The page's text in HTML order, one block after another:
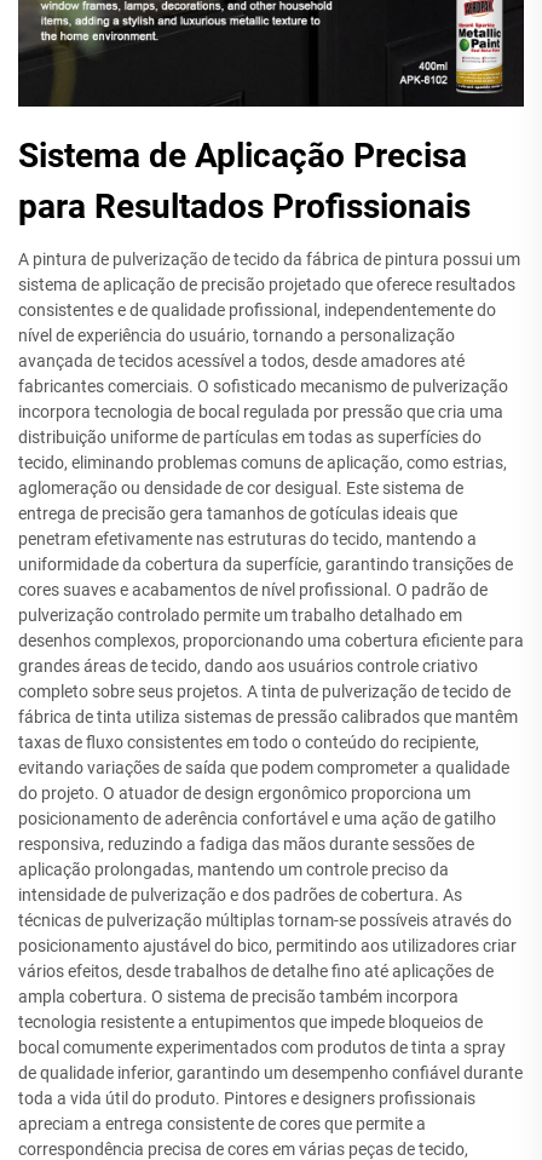
Sistema de Aplicação Precisa
para Resultados Profissionais
A pintura de pulverização de tecido da fábrica de pintura possui um
sistema de aplicação de precisão projetado que oferece resultados
consistentes e de qualidade profissional, independentemente do
nível de experiência do usuário, tornando a personalização
avançada de tecidos acessível a todos, desde amadores até
fabricantes comerciais. O sofisticado mecanismo de pulverização
incorpora tecnologia de bocal regulada por pressão que cria uma
distribuição uniforme de partículas em todas as superfícies do
tecido, eliminando problemas comuns de aplicação, como estrias,
aglomeração ou densidade de cor desigual. Este sistema de
entrega de precisão gera tamanhos de gotículas ideais que
penetram efetivamente nas estruturas do tecido, mantendo a
uniformidade da cobertura da superfície, garantindo transições de
cores suaves e acabamentos de nível profissional. O padrão de
pulverização controlado permite um trabalho detalhado em
desenhos complexos, proporcionando uma cobertura eficiente para
grandes áreas de tecido, dando aos usuários controle criativo
completo sobre seus projetos. A tinta de pulverização de tecido de
fábrica de tinta utiliza sistemas de pressão calibrados que mantêm
taxas de fluxo consistentes em todo o conteúdo do recipiente,
evitando variações de saída que podem comprometer a qualidade
do projeto. O atuador de design ergonômico proporciona um
posicionamento de aderência confortável e uma ação de gatilho
responsiva, reduzindo a fadiga das mãos durante sessões de
aplicação prolongadas, mantendo um controle preciso da
intensidade de pulverização e dos padrões de cobertura. As
técnicas de pulverização múltiplas tornam-se possíveis através do
posicionamento ajustável do bico, permitindo aos utilizadores criar
vários efeitos, desde trabalhos de detalhe fino até aplicações de
ampla cobertura. O sistema de precisão também incorpora
tecnologia resistente a entupimentos que impede bloqueios de
bocal comumente experimentados com produtos de tinta a spray
de qualidade inferior, garantindo um desempenho confiável durante
toda a vida útil do produto. Pintores e designers profissionais
apreciam a entrega consistente de cores que permite a
correspondência precisa de cores em várias peças de tecido,